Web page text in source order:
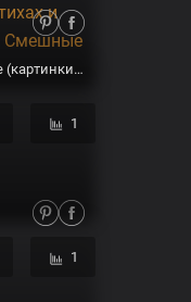
640 прикольных поздравлений с 23 февраля в стихах и прозе (картинки и открытки) | Открытки, Февраль, Смешные открытки
1
1